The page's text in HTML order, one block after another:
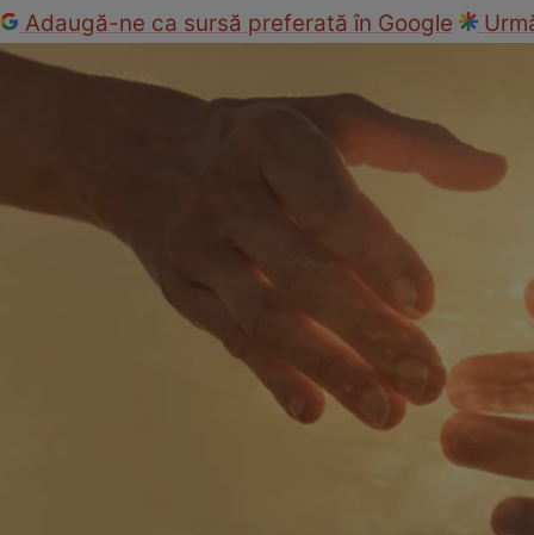
Adaugă-ne ca sursă preferată în Google